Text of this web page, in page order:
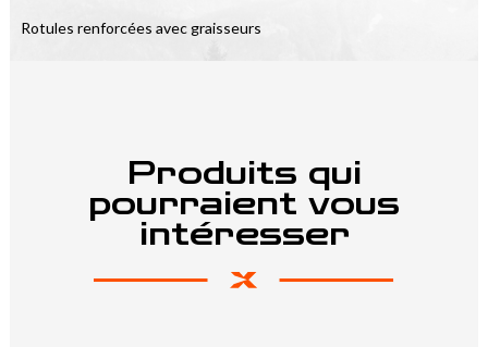
Rotules renforcées avec graisseurs
Produits qui
pourraient vous
intéresser